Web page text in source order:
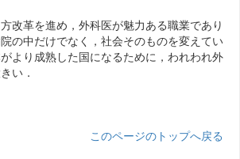
改革を進め，外科医が魅力ある職業であり
の中だけでなく，社会そのものを変えてい
より成熟した国になるために，われわれ外
い．
このページのトップへ戻る